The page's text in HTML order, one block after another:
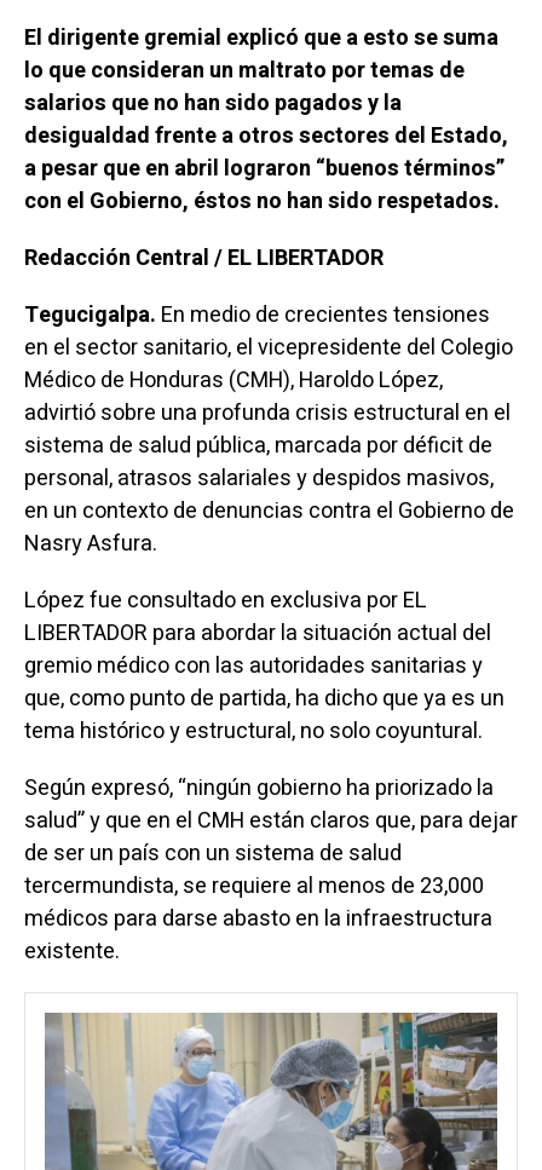
El dirigente gremial explicó que a esto se suma
lo que consideran un maltrato por temas de
salarios que no han sido pagados y la
desigualdad frente a otros sectores del Estado,
a pesar que en abril lograron “buenos términos”
con el Gobierno, éstos no han sido respetados.
Redacción Central / EL LIBERTADOR
Tegucigalpa. En medio de crecientes tensiones
en el sector sanitario, el vicepresidente del Colegio
Médico de Honduras (CMH), Haroldo López,
advirtió sobre una profunda crisis estructural en el
sistema de salud pública, marcada por déficit de
personal, atrasos salariales y despidos masivos,
en un contexto de denuncias contra el Gobierno de
Nasry Asfura.
López fue consultado en exclusiva por EL
LIBERTADOR para abordar la situación actual del
gremio médico con las autoridades sanitarias y
que, como punto de partida, ha dicho que ya es un
tema histórico y estructural, no solo coyuntural.
Según expresó, “ningún gobierno ha priorizado la
salud” y que en el CMH están claros que, para dejar
de ser un país con un sistema de salud
tercermundista, se requiere al menos de 23,000
médicos para darse abasto en la infraestructura
existente.